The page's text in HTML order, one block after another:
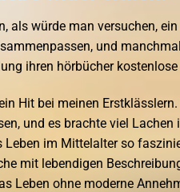
als würde man versuchen,
und
ihren hörbücher
Hit bei meinen
und es brachte viel
Leben im Mittelalter so
mit lebendigen
Leben ohne moderne